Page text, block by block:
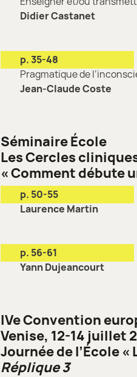
Didier Castanet
p. 35-48
Pragmatique de
Jean-Claude Coste
Séminaire École
Les Cercles
« Comment débute
p. 50-55
Laurence Martin
p. 56-61
Yann Dujeancourt
IVe Convention
Venise, 12-14 juillet
Journée de l’École
Réplique 3